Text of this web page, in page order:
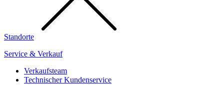
Standorte
Service & Verkauf
Verkaufsteam
Technischer Kundenservice